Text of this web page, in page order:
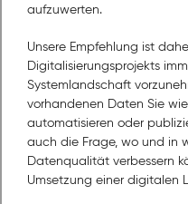
aufzuwerten.
Unsere Empfehlung ist
Digitalisierungsprojekts
Systemlandschaft
vorhandenen Daten Sie
automatisieren oder
auch die Frage, wo und in
Datenqualität verbessern
Umsetzung einer digitalen